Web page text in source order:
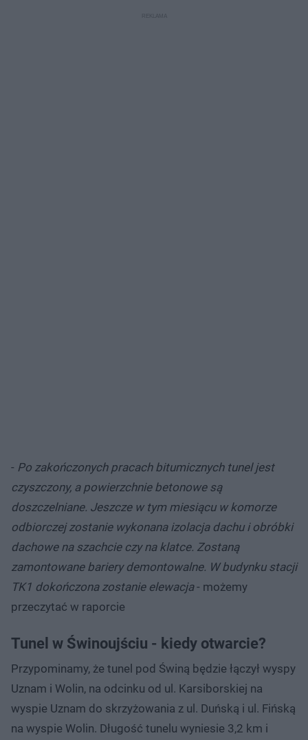
- Po zakończonych pracach bitumicznych tunel jest
czyszczony, a powierzchnie betonowe są
doszczelniane. Jeszcze w tym miesiącu w komorze
odbiorczej zostanie wykonana izolacja dachu i obróbki
dachowe na szachcie czy na klatce. Zostaną
zamontowane bariery demontowalne. W budynku stacji
TK1 dokończona zostanie elewacja- możemy
przeczytać w raporcie
Tunel w Świnoujściu - kiedy otwarcie?
Przypominamy, że tunel pod Świną będzie łączył wyspy
Uznam i Wolin, na odcinku od ul. Karsiborskiej na
wyspie Uznam do skrzyżowania z ul. Duńską i ul. Fińską
na wyspie Wolin. Długość tunelu wyniesie 3,2 km i